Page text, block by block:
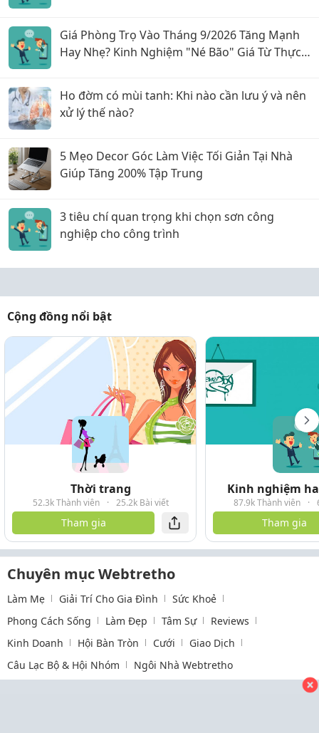
Giá Phòng Trọ Vào Tháng 9/2026 Tăng Mạnh
Hay Nhẹ? Kinh Nghiệm "Né Bão" Giá Từ Thực
Ho đờm có mùi tanh: Khi nào cần lưu ý và nên
xử lý thế nào?
5 Mẹo Decor Góc Làm Việc Tối Giản Tại Nhà
Giúp Tăng 200% Tập Trung
3 tiêu chí quan trọng khi chọn sơn công
nghiệp cho công trình
Cộng đồng nổi bật
Thời trang
52.3k Thành viên · 25.2k Bài viết
Tham gia
Kinh nghiệm
87.9k Thành viên ·
Tham gia
Chuyên mục Webtretho
Làm Mẹ Giải Trí Cho Gia Đình
Sức Khoẻ
Phong Cách Sống
Làm Đẹp Tâm Sự
Reviews
Kinh Doanh
Hội Bàn Tròn Cưới
Giao Dịch
Câu Lạc Bộ & Hội Nhóm
Ngôi Nhà Webtretho